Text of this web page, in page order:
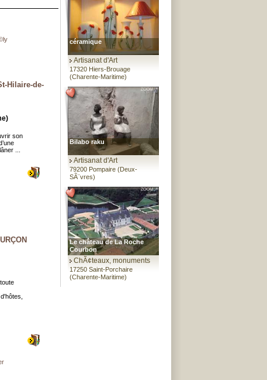
Hilaire-de-
son
...
céramique
Artisanat d'Art
17320 Hiers-Brouage
(Charente-Maritime)
Bilabo raku
Artisanat d'Art
79200 Pompaire (Deux-
SÃ¨vres)
Le château de La Roche
Courbon
ChÃ¢teaux, monuments
17250 Saint-Porchaire
(Charente-Maritime)